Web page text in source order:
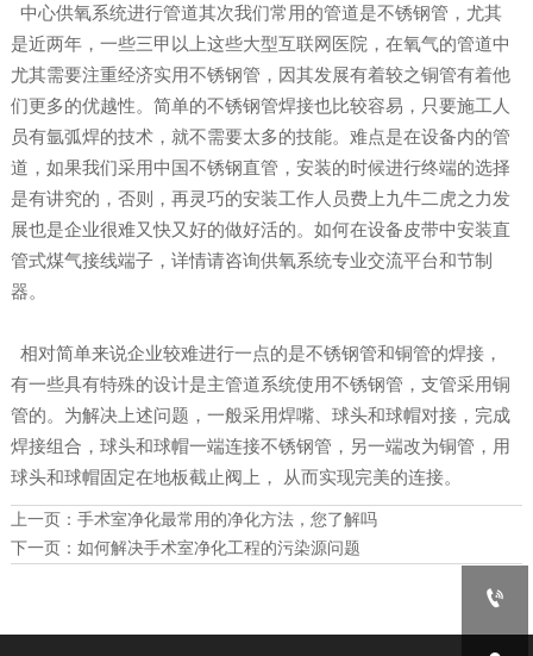
中心供氧系统进行管道其次我们常用的管道是不锈钢管，尤其
是近两年，一些三甲以上这些大型互联网医院，在氧气的管道中
尤其需要注重经济实用不锈钢管，因其发展有着较之铜管有着他
们更多的优越性。简单的不锈钢管焊接也比较容易，只要施工人
员有氩弧焊的技术，就不需要太多的技能。难点是在设备内的管
道，如果我们采用中国不锈钢直管，安装的时候进行终端的选择
是有讲究的，否则，再灵巧的安装工作人员费上九牛二虎之力发
展也是企业很难又快又好的做好活的。如何在设备皮带中安装直
管式煤气接线端子，详情请咨询供氧系统专业交流平台和节制
器。
相对简单来说企业较难进行一点的是不锈钢管和铜管的焊接，
有一些具有特殊的设计是主管道系统使用不锈钢管，支管采用铜
管的。为解决上述问题，一般采用焊嘴、球头和球帽对接，完成
焊接组合，球头和球帽一端连接不锈钢管，另一端改为铜管，用
球头和球帽固定在地板截止阀上， 从而实现完美的连接。
上一页： 手术室净化最常用的净化方法，您了解吗
下一页： 如何解决手术室净化工程的污染源问题
